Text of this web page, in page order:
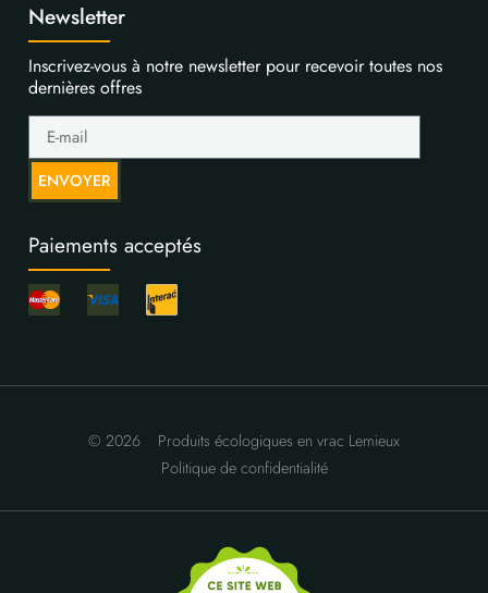
Newsletter
Inscrivez-vous à notre newsletter pour recevoir toutes nos
dernières offres
ENVOYER
Paiements acceptés
© 2026
Produits écologiques en vrac Lemieux
Politique de confidentialité